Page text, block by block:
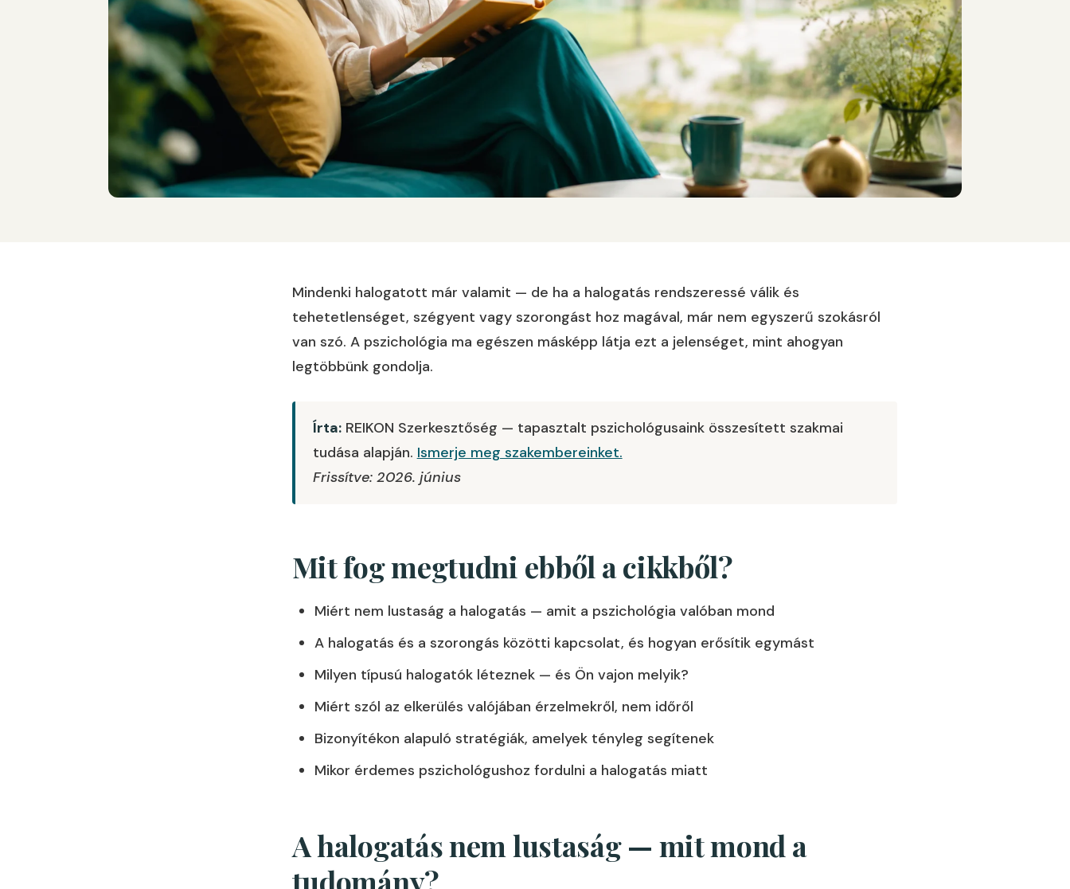
Mindenki halogatott már valamit — de ha a halogatás rendszeressé válik és
tehetetlenséget, szégyent vagy szorongást hoz magával, már nem egyszerű szokásról
van szó. A pszichológia ma egészen másképp látja ezt a jelenséget, mint ahogyan
legtöbbünk gondolja.
Írta:REIKON Szerkesztőség — tapasztalt pszichológusaink összesített szakmai
tudása alapján. Ismerje meg szakembereinket.
Frissítve: 2026. június
Mit fog megtudni ebből a cikkből?
Miért nem lustaság a halogatás — amit a pszichológia valóban mond
A halogatás és a szorongás közötti kapcsolat, és hogyan erősítik egymást
Milyen típusú halogatók léteznek — és Ön vajon melyik?
Miért szól az elkerülés valójában érzelmekről, nem időről
Bizonyítékon alapuló stratégiák, amelyek tényleg segítenek
Mikor érdemes pszichológushoz fordulni a halogatás miatt
A halogatás nem lustaság — mit mond a
tudomány?